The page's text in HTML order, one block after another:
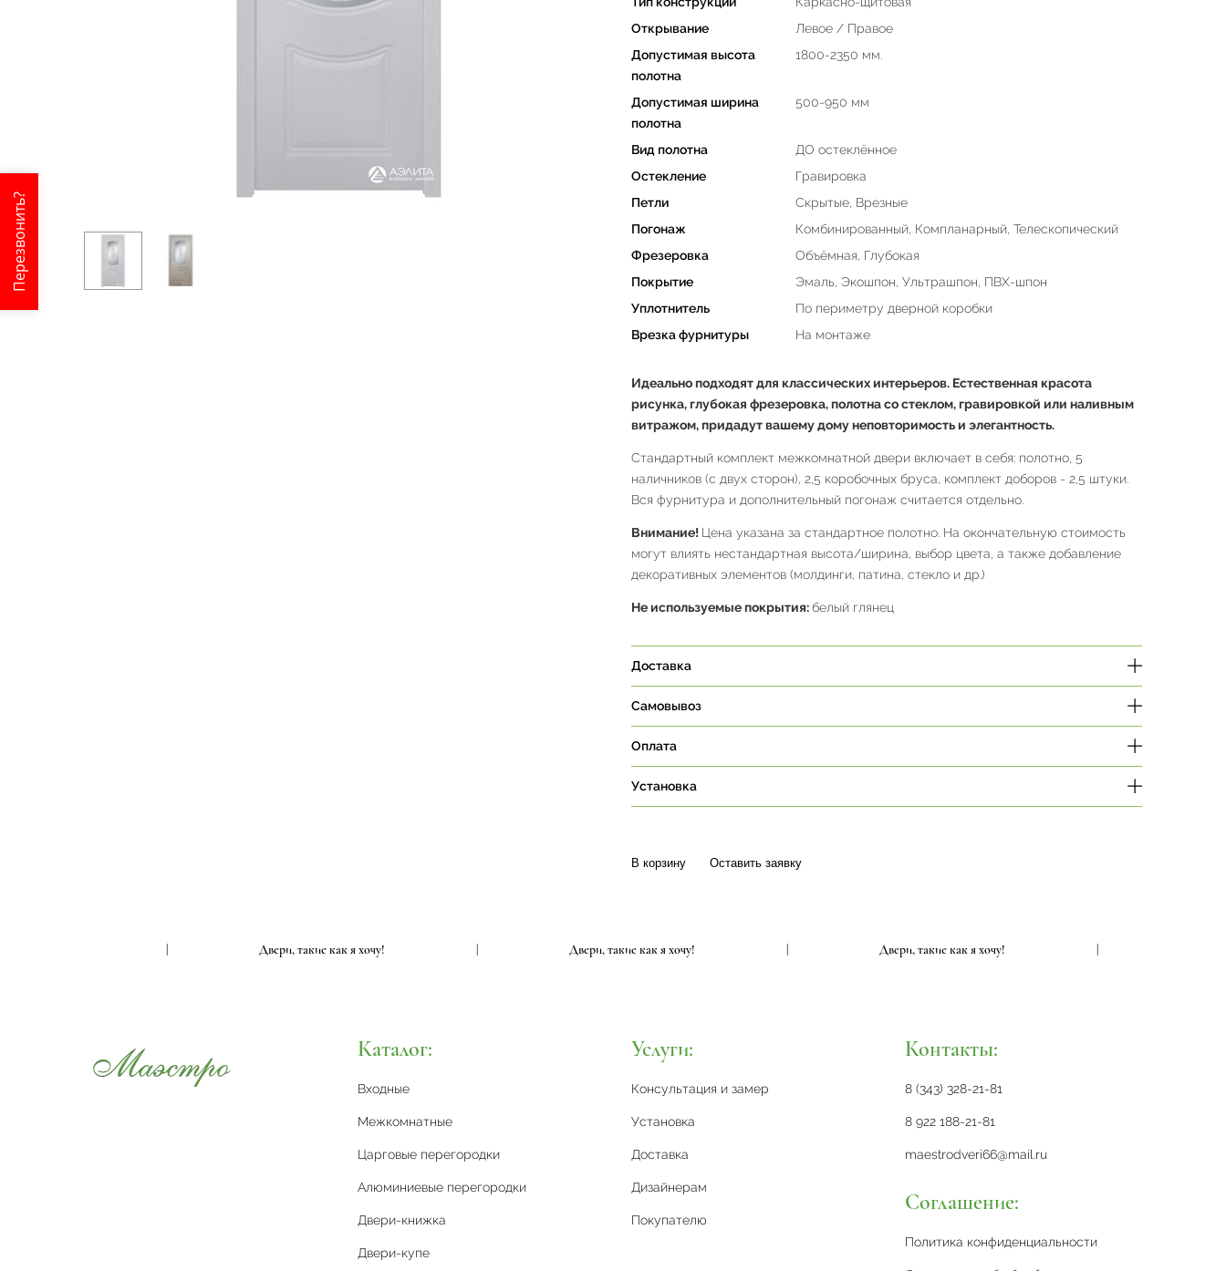
Открывание
Левое / Правое
Допустимая высота
полотна
1800-2350 мм.
Допустимая ширина
полотна
500-950 мм
Вид полотна
ДО остеклённое
Остекление
Гравировка
Петли
Скрытые, Врезные
Погонаж
Комбинированный, Компланарный, Телескопический
Фрезеровка
Объёмная, Глубокая
Покрытие
Эмаль, Экошпон, Ультрашпон, ПВХ-шпон
Уплотнитель
По периметру дверной коробки
Врезка фурнитуры
На монтаже
Идеально подходят для классических интерьеров. Естественная красота
рисунка, глубокая фрезеровка, полотна со стеклом, гравировкой или наливным
витражом, придадут вашему дому неповторимость и элегантность.
Стандартный комплект межкомнатной двери включает в себя: полотно, 5
наличников (с двух сторон), 2,5 коробочных бруса, комплект доборов - 2,5 штуки.
Вся фурнитура и дополнительный погонаж считается отдельно.
Внимание! Цена указана за стандартное полотно. На окончательную стоимость
могут влиять нестандартная высота/ширина, выбор цвета, а также добавление
декоративных элементов (молдинги, патина, стекло и др.)
Не используемые покрытия:белый глянец
Доставка
Самовывоз
Оплата
Установка
В корзину Оставить заявку
Двери, такие как я хочу! Двери, такие как я хочу! Двери, такие как я хочу!
Каталог:
Входные
Межкомнатные
Царговые перегородки
Алюминиевые перегородки
Двери-книжка
Двери-купе
Услуги:
Консультация и замер
Установка
Доставка
Дизайнерам
Покупателю
Контакты:
8 (343) 328-21-81
8 922 188-21-81
maestrodveri66@mail.ru
Соглашение:
Политика конфиденциальности
Перезвонить?